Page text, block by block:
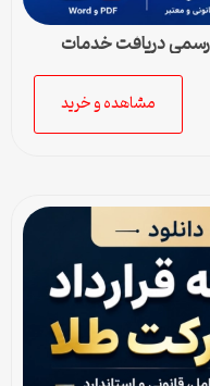
رسمی دریافت خدمات
مشاهده و خرید